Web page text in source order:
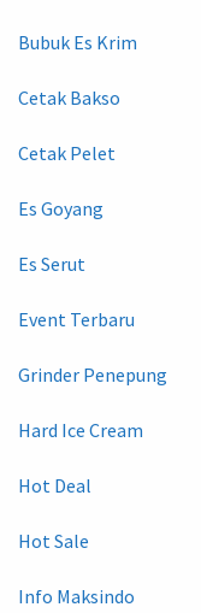
Bubuk Es Krim
Cetak Bakso
Cetak Pelet
Es Goyang
Es Serut
Event Terbaru
Grinder Penepung
Hard Ice Cream
Hot Deal
Hot Sale
Info Maksindo